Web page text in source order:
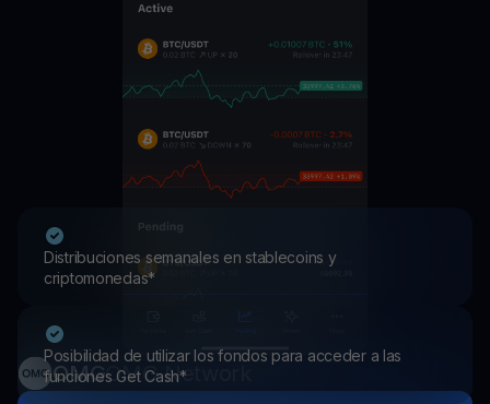
Distribuciones semanales en stablecoins y
criptomonedas*
Posibilidad de utilizar los fondos para acceder a las
funciones Get Cash*
OMGOMG Network